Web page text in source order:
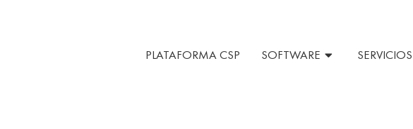
PLATAFORMA CSP SOFTWARE SERVICIOS